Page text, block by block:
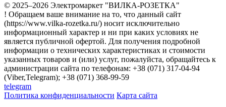
© 2025–2026 Электромаркет "ВИЛКА-РОЗЕТКА"
! Обращаем ваше внимание на то, что данный сайт
(https://www.vilka-rozetka.ru/) носит исключительно
информационный характер и ни при каких условиях не
является публичной офертой. Для получения подробной
информации о технических характеристиках и стоимости
указанных товаров и (или) услуг, пожалуйста, обращайтесь к
администрации сайта по телефонам: +38 (071) 317-04-94
(Viber,Telegram); +38 (071) 368-99-59
telegram
Политика конфиденциальности Карта сайта